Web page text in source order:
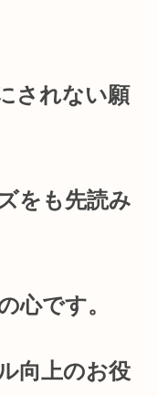
されない願
をも先読み
心です。
向上のお役